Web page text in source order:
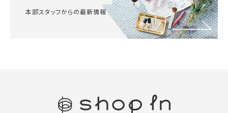
本部スタッフからの最新情報